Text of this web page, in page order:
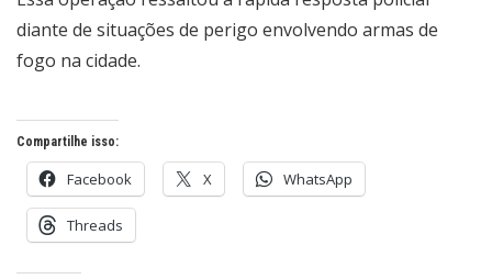
diante de situações de perigo envolvendo armas de
fogo na cidade.
Compartilhe isso:
Facebook X WhatsApp
Threads